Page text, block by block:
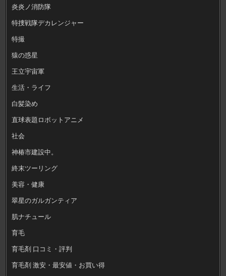
炎炎ノ消防隊
特捜戦隊デカレンジャー
特撮
猿の惑星
王立宇宙軍
生活・ライフ
白髪染め
直球表題ロボットアニメ
社会
神椿市建設中。
終末ツーリング
美容・健康
翠星のガルガンティア
肌ナチュール
育毛
育毛剤 口コミ・評判
育毛剤 激安・最安値・お買い得